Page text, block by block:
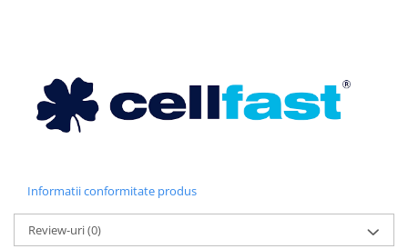
Informatii conformitate produs
Review-uri(0)